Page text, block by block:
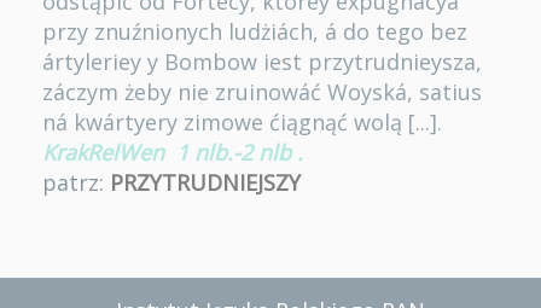
przy znuźnionych ludżiách, á do tego bez
ártyleriey y Bombow iest przytrudnieysza,
záczym żeby nie zruinowáć Woyská, satius
ná kwártyery zimowe ćiągnąć wolą [...].
KrakRelWen 1 nlb.-2 nlb .
patrz: PRZYTRUDNIEJSZY